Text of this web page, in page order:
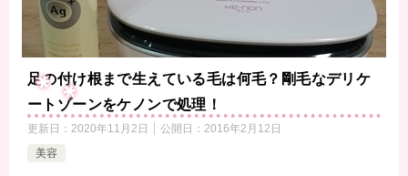
足の付け根まで生えている毛は何毛？剛毛なデリケ
ートゾーンをケノンで処理！
更新日： 2020年11月2日 公開日： 2016年2月12日
美容